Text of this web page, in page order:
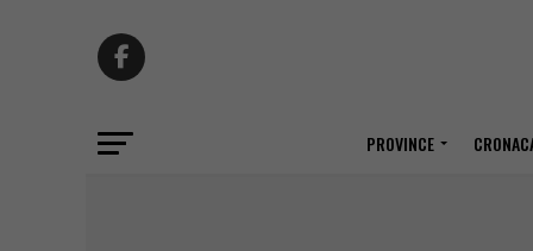
PROVINCE